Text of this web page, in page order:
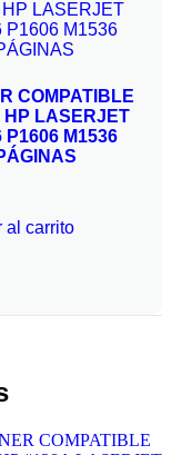
COMPATIBLE
HP LASERJET
P1606 M1536
al carrito